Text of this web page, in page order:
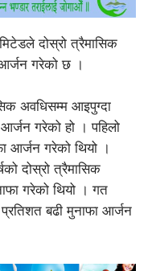
दोस्रो त्रैमासिक
गरेको छ ।
अवधिसम्म आइपुग्दा
गरेको हो । पहिलो
आर्जन गरेको थियो ।
दोस्रो त्रैमासिक
गरेको थियो । गत
बढी मुनाफा आर्जन